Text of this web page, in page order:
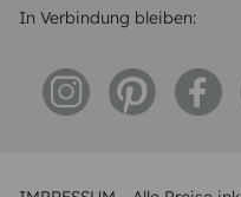
In Verbindung bleiben: